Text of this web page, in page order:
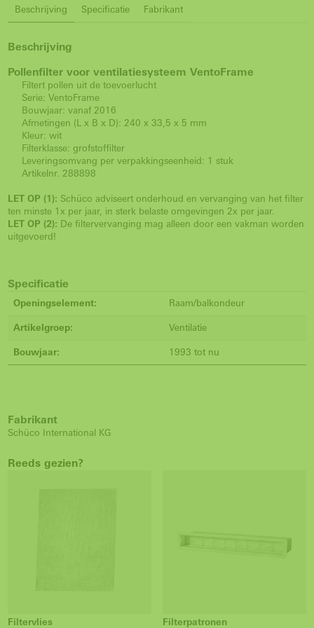
Beschrijving Specificatie Fabrikant
Beschrijving
Pollenfilter voor ventilatiesysteem VentoFrame
Filtert pollen uit de toevoerlucht
Serie: VentoFrame
Bouwjaar: vanaf 2016
Afmetingen (L x B x D): 240 x 33,5 x 5 mm
Kleur: wit
Filterklasse: grofstoffilter
Leveringsomvang per verpakkingseenheid: 1 stuk
Artikelnr. 288898
LET OP (1): Schüco adviseert onderhoud en vervanging van het filter
ten minste 1x per jaar, in sterk belaste omgevingen 2x per jaar.
LET OP (2): De filtervervanging mag alleen door een vakman worden
uitgevoerd!
Specificatie
Openingselement: Raam/balkondeur
Artikelgroep: Ventilatie
Bouwjaar: 1993 tot nu
Fabrikant
Schüco International KG
Reeds gezien?
Filtervlies Filterpatronen